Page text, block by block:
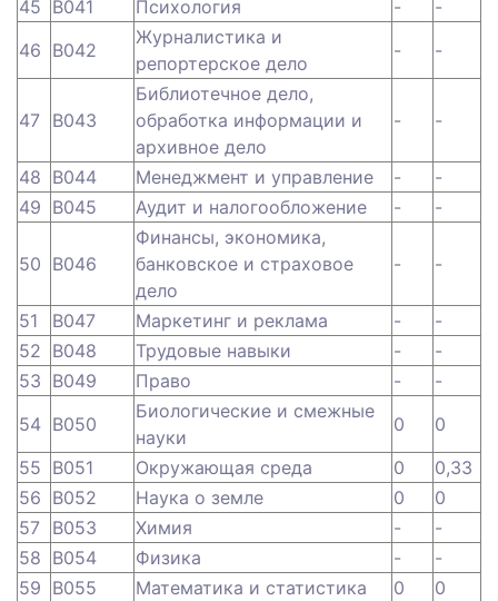
45 B041 Психология -
-
46 B042
Журналистика и
репортерское дело
- -
47 B043
Библиотечное дело,
обработка информации и
архивное дело
- -
48 B044 Менеджмент и управление -
-
49 B045 Аудит и налогообложение - -
50 B046
Финансы, экономика,
банковское и страховое
дело
- -
51 B047 Маркетинг и реклама -
-
52 B048 Трудовые навыки -
-
53 B049 Право -
-
54 B050
Биологические и смежные
науки
0
0
55 B051 Окружающая среда 0
0,33
56 B052 Наука о земле 0
0
57 B053 Химия -
-
58 B054 Физика -
-
59 B055 Математика и статистика 0
0